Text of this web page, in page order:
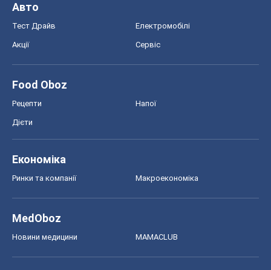
Авто
Тест Драйв Електромобілі
Акції Сервіс
Food Oboz
Рецепти Напої
Дієти
Економіка
Ринки та компанії Макроекономіка
MedOboz
Новини медицини MAMACLUB